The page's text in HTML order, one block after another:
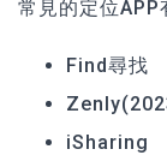
常見的定位APP
Find尋找
iSharing